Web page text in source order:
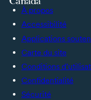
À propos
Accessibilité
Applications
Carte du site
Conditions
Confidentialité
Sécurité